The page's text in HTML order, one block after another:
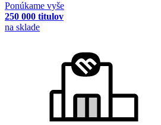
Ponúkame vyše
250 000 titulov
na sklade